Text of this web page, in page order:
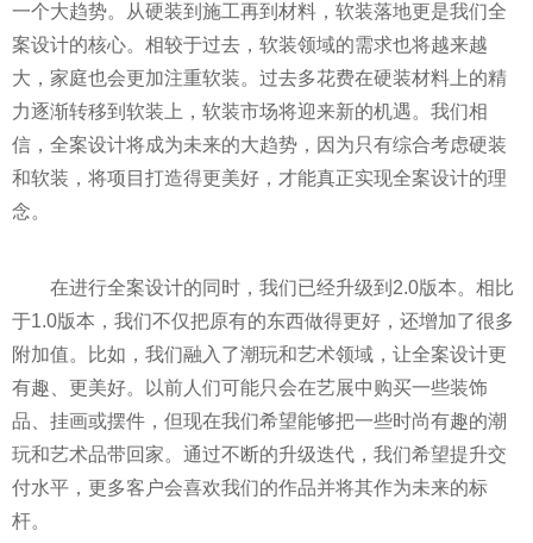
一个大趋势。从硬装到施工再到材料，软装落地更是我们全
案设计的核心。相较于过去，软装领域的需求也将越来越
大，家庭也会更加注重软装。过去多花费在硬装材料上的精
力逐渐转移到软装上，软装市场将迎来新的机遇。我们相
信，全案设计将成为未来的大趋势，因为只有综合考虑硬装
和软装，将项目打造得更美好，才能真正实现全案设计的理
念。
在进行全案设计的同时，我们已经升级到2.0版本。相比
于1.0版本，我们不仅把原有的东西做得更好，还增加了很多
附加值。比如，我们融入了潮玩和艺术领域，让全案设计更
有趣、更美好。以前人们可能只会在艺展中购买一些装饰
品、挂画或摆件，但现在我们希望能够把一些时尚有趣的潮
玩和艺术品带回家。通过不断的升级迭代，我们希望提升交
付水平，更多客户会喜欢我们的作品并将其作为未来的标
杆。